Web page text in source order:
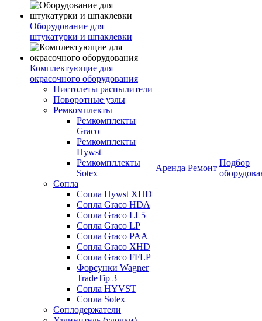
Оборудование для
штукатурки и шпаклевки
Комплектующие для
окрасочного оборудования
Пистолеты распылители
Поворотные узлы
Ремкомплекты
Ремкомплекты
Graco
Ремкомплекты
Hywst
Ремкомпллекты
Sotex
Сопла
Сопла Hywst XHD
Сопла Graco HDA
Сопла Graco LL5
Сопла Graco LP
Сопла Graco PAA
Сопла Graco XHD
Сопла Graco FFLP
Форсунки Wagner
TradeTip 3
Сопла HYVST
Сопла Sotex
Соплодержатели
Аренда Ремонт
Подбор